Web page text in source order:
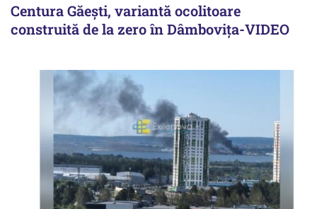
Centura Găești, variantă ocolitoare
construită de la zero în Dâmbovița-VIDEO